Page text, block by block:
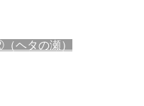
ヘタの瀬）